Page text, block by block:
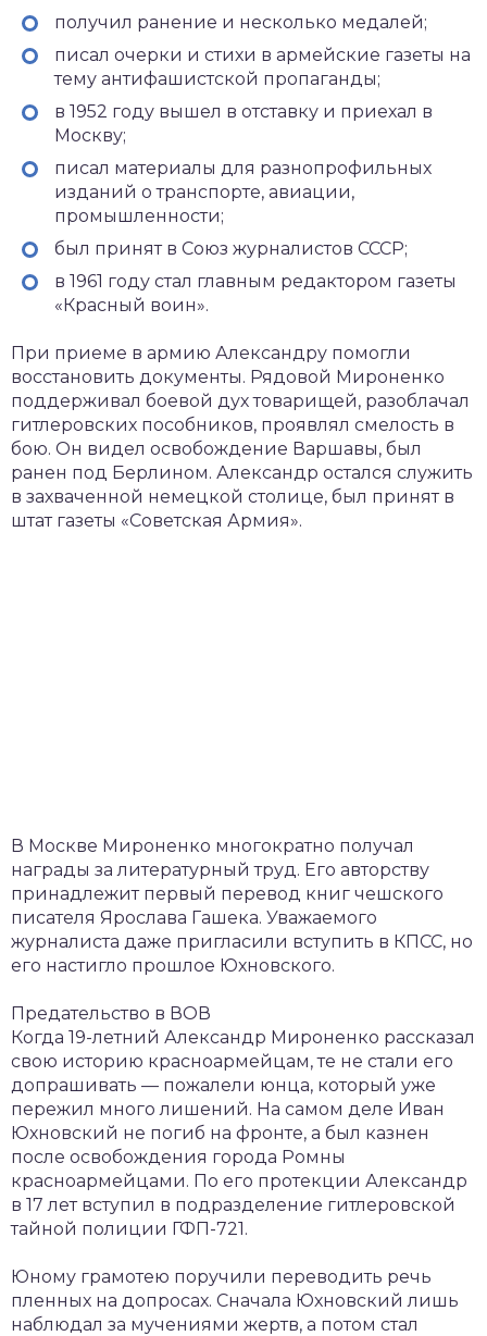
получил ранение и несколько медалей;
писал очерки и стихи в армейские газеты на
тему антифашистской пропаганды;
в 1952 году вышел в отставку и приехал в
Москву;
писал материалы для разнопрофильных
изданий о транспорте, авиации,
промышленности;
был принят в Союз журналистов СССР;
в 1961 году стал главным редактором газеты
«Красный воин».
При приеме в армию Александру помогли
восстановить документы. Рядовой Мироненко
поддерживал боевой дух товарищей, разоблачал
гитлеровских пособников, проявлял смелость в
бою. Он видел освобождение Варшавы, был
ранен под Берлином. Александр остался служить
в захваченной немецкой столице, был принят в
штат газеты «Советская Армия».
В Москве Мироненко многократно получал
награды за литературный труд. Его авторству
принадлежит первый перевод книг чешского
писателя Ярослава Гашека. Уважаемого
журналиста даже пригласили вступить в КПСС, но
его настигло прошлое Юхновского.
Предательство в ВОВ
Когда 19-летний Александр Мироненко рассказал
свою историю красноармейцам, те не стали его
допрашивать — пожалели юнца, который уже
пережил много лишений. На самом деле Иван
Юхновский не погиб на фронте, а был казнен
после освобождения города Ромны
красноармейцами. По его протекции Александр
в 17 лет вступил в подразделение гитлеровской
тайной полиции ГФП-721.
Юному грамотею поручили переводить речь
пленных на допросах. Сначала Юхновский лишь
наблюдал за мучениями жертв, а потом стал